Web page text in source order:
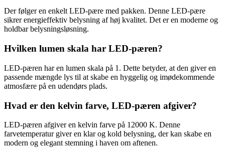
Der følger en enkelt LED-pære med pakken. Denne LED-pære
sikrer energieffektiv belysning af høj kvalitet. Det er en moderne og
holdbar belysningsløsning.
Hvilken lumen skala har LED-pæren?
LED-pæren har en lumen skala på 1. Dette betyder, at den giver en
passende mængde lys til at skabe en hyggelig og imødekommende
atmosfære på en udendørs plads.
Hvad er den kelvin farve, LED-pæren afgiver?
LED-pæren afgiver en kelvin farve på 12000 K. Denne
farvetemperatur giver en klar og kold belysning, der kan skabe en
modern og elegant stemning i haven om aftenen.